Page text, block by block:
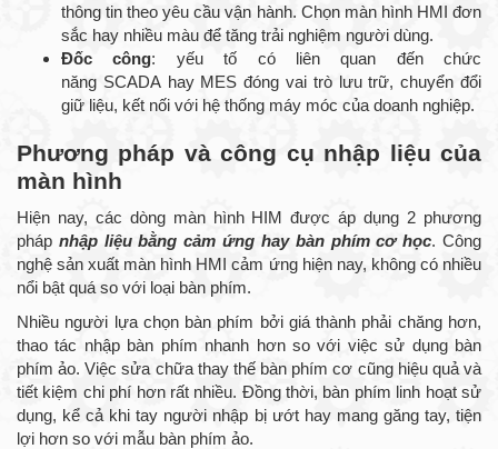
thông tin theo yêu cầu vận hành. Chọn màn hình HMI đơn
sắc hay nhiều màu để tăng trải nghiệm người dùng.
Đốc công: yếu tố có liên quan đến chức
năng SCADA hay MES đóng vai trò lưu trữ, chuyển đổi
giữ liệu, kết nối với hệ thống máy móc của doanh nghiệp.
Phương pháp và công cụ nhập liệu của
màn hình
Hiện nay, các dòng màn hình HIM được áp dụng 2 phương
pháp nhập liệu bằng cảm ứng hay bàn phím cơ học. Công
nghệ sản xuất màn hình HMI cảm ứng hiện nay, không có nhiều
nổi bật quá so với loại bàn phím.
Nhiều người lựa chọn bàn phím bởi giá thành phải chăng hơn,
thao tác nhập bàn phím nhanh hơn so với việc sử dụng bàn
phím ảo. Việc sửa chữa thay thế bàn phím cơ cũng hiệu quả và
tiết kiệm chi phí hơn rất nhiều. Đồng thời, bàn phím linh hoạt sử
dụng, kể cả khi tay người nhập bị ướt hay mang găng tay, tiện
lợi hơn so với mẫu bàn phím ảo.